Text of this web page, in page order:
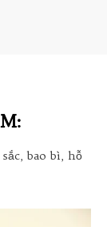
bao bì, hỗ